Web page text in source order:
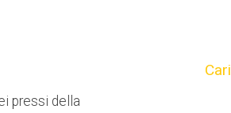
pressi della